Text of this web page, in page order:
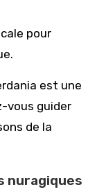
pour
est une
vous guider
de la
nuragiques